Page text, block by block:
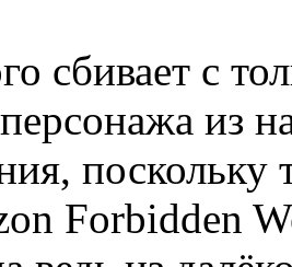
сбивает с
из
Forbidden